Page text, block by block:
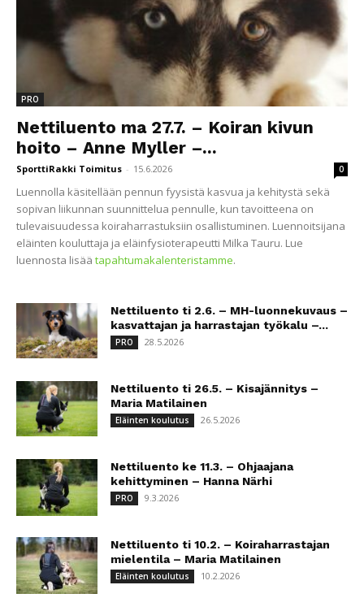
PRO
Nettiluento ma 27.7. – Koiran kivun
hoito – Anne Myller –...
SporttiRakki Toimitus - 15.6.2026 0
Luennolla käsitellään pennun fyysistä kasvua ja kehitystä sekä
sopivan liikunnan suunnittelua pennulle, kun tavoitteena on
tulevaisuudessa koiraharrastuksiin osallistuminen. Luennoitsijana
eläinten kouluttaja ja eläinfysioterapeutti Milka Tauru. Lue
luennosta lisää tapahtumakalenteristamme.
Nettiluento ti 2.6. – MH-luonnekuvaus –
kasvattajan ja harrastajan työkalu –...
PRO 28.5.2026
Nettiluento ti 26.5. – Kisajännitys –
Maria Matilainen
Eläinten koulutus 26.5.2026
Nettiluento ke 11.3. – Ohjaajana
kehittyminen – Hanna Närhi
PRO 9.3.2026
Nettiluento ti 10.2. – Koiraharrastajan
mielentila – Maria Matilainen
Eläinten koulutus 10.2.2026